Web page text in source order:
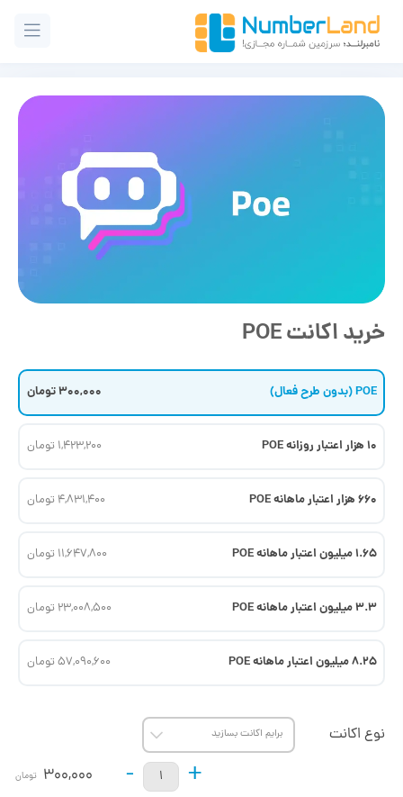
خرید اکانت POE
POE (بدون طرح فعال) 300,000 تومان
10 هزار اعتبار روزانه POE 1,423,200 تومان
660 هزار اعتبار ماهانه POE 4,831,400 تومان
1.65 میلیون اعتبار ماهانه POE 11,647,800 تومان
3.3 میلیون اعتبار ماهانه POE 23,008,500 تومان
8.25 میلیون اعتبار ماهانه POE 57,090,600 تومان
نوع اکانت
+
-
300,000 تومان